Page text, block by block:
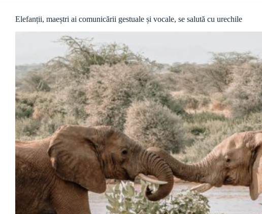
Elefanții, maeștri ai comunicării gestuale și vocale, se salută cu urechile